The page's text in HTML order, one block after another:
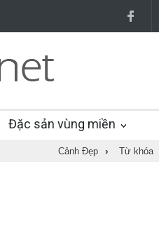
Đặc sản vùng miền
Cảnh Đẹp › Từ khóa